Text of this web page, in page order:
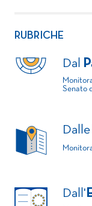
RUBRICHE
Dal
Senato
Dalle
Dall'